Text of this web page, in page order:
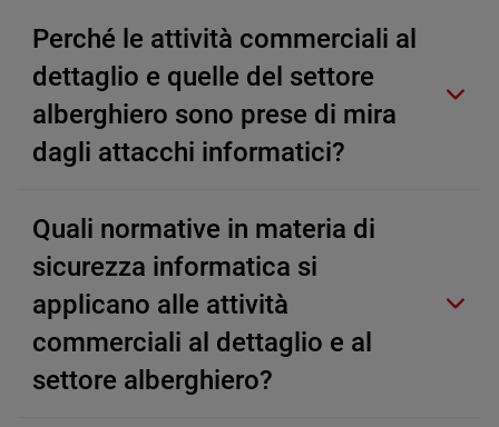
Perché le attività commerciali al
dettaglio e quelle del settore
alberghiero sono prese di mira
dagli attacchi informatici?
Quali normative in materia di
sicurezza informatica si
applicano alle attività
commerciali al dettaglio e al
settore alberghiero?